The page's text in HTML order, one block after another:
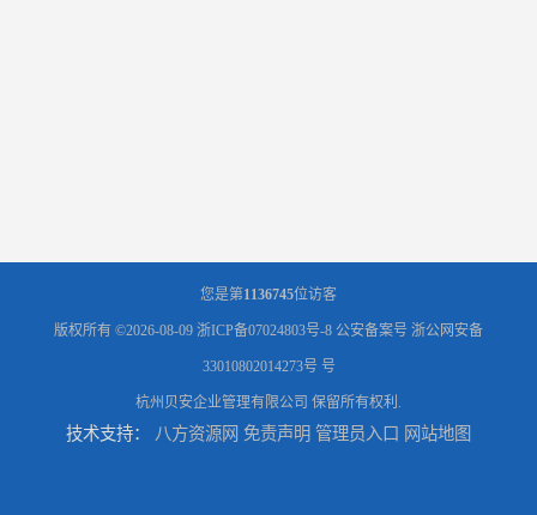
您是第1136745位访客
版权所有 ©2026-08-09 浙ICP备07024803号-8 公安备案号 浙公网安备
33010802014273号 号
杭州贝安企业管理有限公司 保留所有权利.
技术支持： 八方资源网 免责声明 管理员入口 网站地图